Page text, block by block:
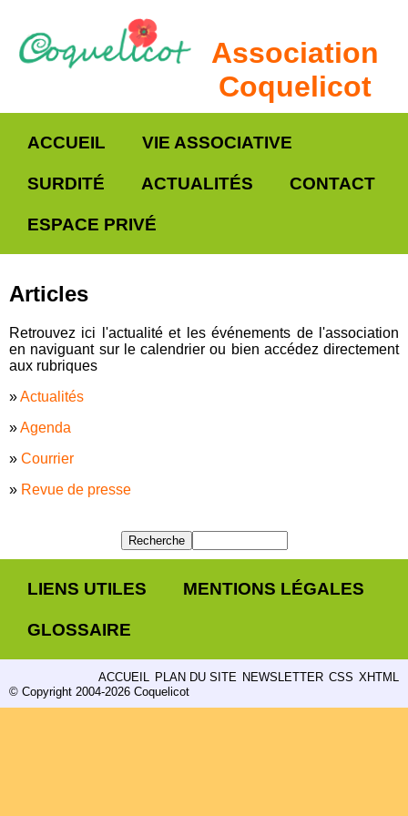
Association
Coquelicot
ACCUEIL VIE ASSOCIATIVE
SURDITÉ ACTUALITÉS CONTACT
ESPACE PRIVÉ
Articles
Retrouvez ici l'actualité et les événements de l'association
en naviguant sur le calendrier ou bien accédez directement
aux rubriques
»Actualités
»Agenda
» Courrier
» Revue de presse
LIENS UTILES MENTIONS LÉGALES
GLOSSAIRE
ACCUEIL PLAN DU SITE NEWSLETTER CSS XHTML
© Copyright 2004-2026 Coquelicot